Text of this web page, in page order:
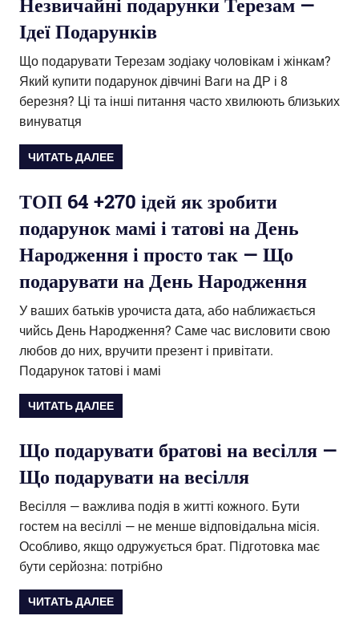
Ідеї Подарунків
Що подарувати Терезам зодіаку чоловікам і жінкам?
Який купити подарунок дівчині Ваги на ДР і 8
березня? Ці та інші питання часто хвилюють близьких
винуватця
ЧИТАТЬ ДАЛЕЕ
ТОП 64 +270 ідей як зробити
подарунок мамі і татові на День
Народження і просто так — Що
подарувати на День Народження
У ваших батьків урочиста дата, або наближається
чийсь День Народження? Саме час висловити свою
любов до них, вручити презент і привітати.
Подарунок татові і мамі
ЧИТАТЬ ДАЛЕЕ
Що подарувати братові на весілля —
Що подарувати на весілля
Весілля — важлива подія в житті кожного. Бути
гостем на весіллі — не менше відповідальна місія.
Особливо, якщо одружується брат. Підготовка має
бути серйозна: потрібно
ЧИТАТЬ ДАЛЕЕ